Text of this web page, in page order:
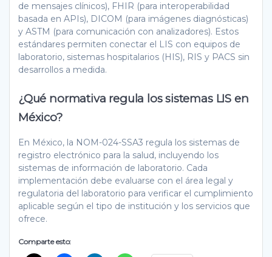
de mensajes clínicos), FHIR (para interoperabilidad
basada en APIs), DICOM (para imágenes diagnósticas)
y ASTM (para comunicación con analizadores). Estos
estándares permiten conectar el LIS con equipos de
laboratorio, sistemas hospitalarios (HIS), RIS y PACS sin
desarrollos a medida.
¿Qué normativa regula los sistemas LIS en
México?
En México, la NOM-024-SSA3 regula los sistemas de
registro electrónico para la salud, incluyendo los
sistemas de información de laboratorio. Cada
implementación debe evaluarse con el área legal y
regulatoria del laboratorio para verificar el cumplimiento
aplicable según el tipo de institución y los servicios que
ofrece.
Comparte esto: